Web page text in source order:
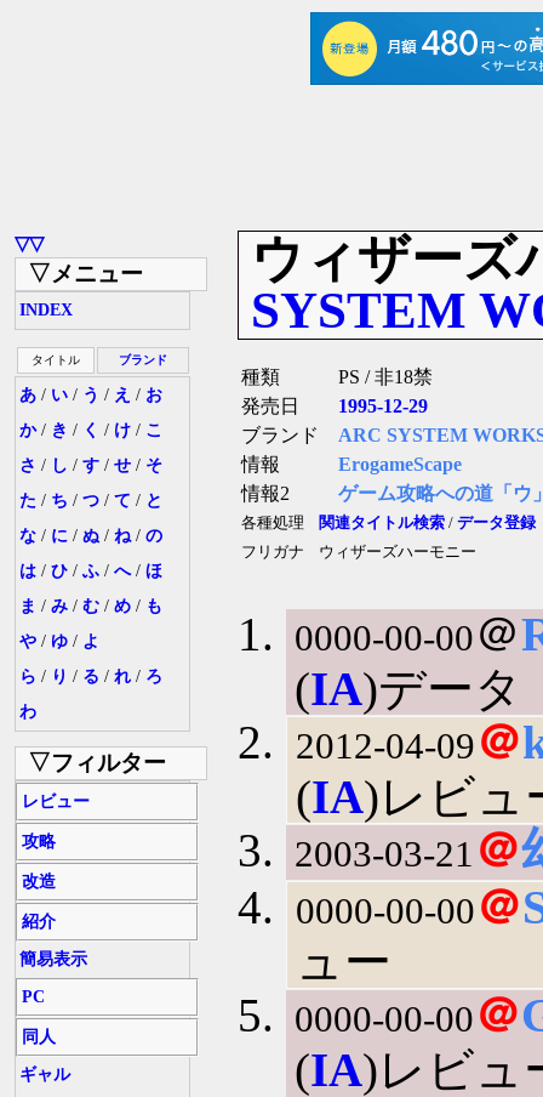
▽▽
▽メニュー
INDEX
タイトル ブランド
あ / い / う / え / お
か/ き / く / け / こ
さ / し / す / せ / そ
た / ち / つ / て / と
な / に / ぬ / ね / の
は / ひ / ふ / へ/ ほ
ま / み / む / め / も
や / ゆ / よ
ら / り / る / れ / ろ
わ
▽フィルター
レビュー
攻略
改造
紹介
簡易表示
PC
同人
ギャル
ウィザーズ
SYSTEM
種類
PS / 非18禁
発売日
1995-12-29
ブランド
ARC SYSTEM
情報
ErogameScape
情報2
ゲーム攻略への道「ウ
各種処理 関連タイトル検索 / データ登録
フリガナ
ウィザーズハーモニー
0000-00-00＠
(IA)データ
2012-04-09＠
(IA)レビュ
2003-03-21 ＠
0000-00-00＠
ュー
0000-00-00＠
(IA)レビュ